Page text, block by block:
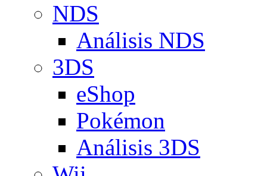
NDS
Análisis NDS
3DS
eShop
Pokémon
Análisis 3DS